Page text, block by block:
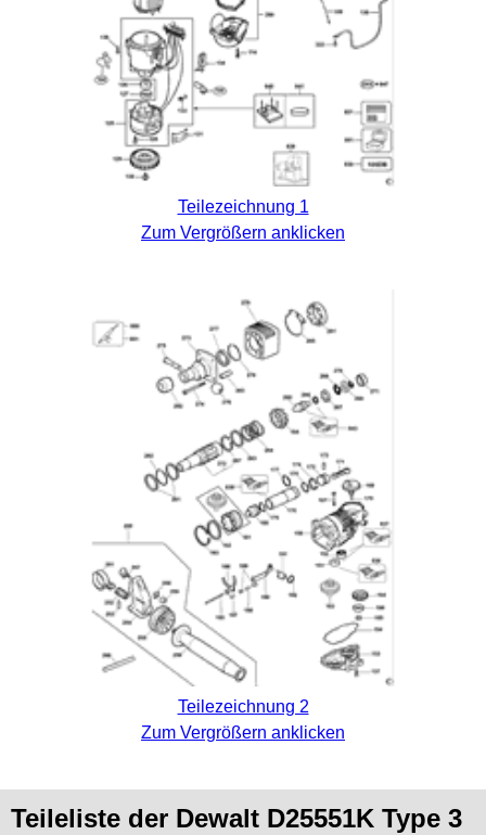
Teilezeichnung 1
Zum Vergrößern anklicken
Teilezeichnung 2
Zum Vergrößern anklicken
Teileliste der Dewalt D25551K Type 3